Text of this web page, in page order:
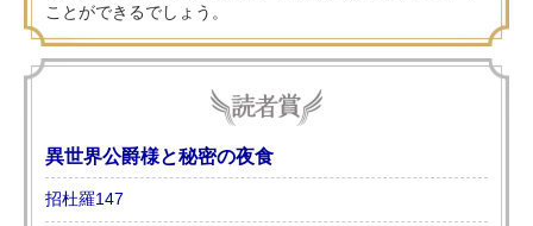
ことができるでしょう。
異世界公爵様と秘密の夜食
招杜羅147